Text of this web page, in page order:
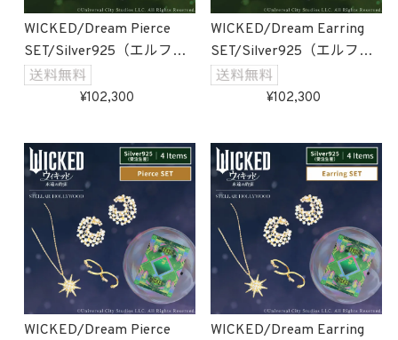
WICKED/Dream Pierce
SET/Silver925（エルファ
バ）受注生産
102,300
WICKED/Dream Earring
SET/Silver925（エルファ
バ）受注生産
102,300
WICKED/Dream Pierce
WICKED/Dream Earring